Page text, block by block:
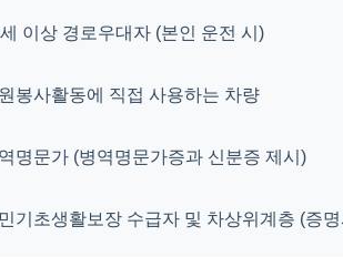
이상 경로우대자 (본인 운전 시)
봉사활동에 직접 사용하는 차량
명문가 (병역명문가증과 신분증 제시)
기초생활보장 수급자 및 차상위계층 (증